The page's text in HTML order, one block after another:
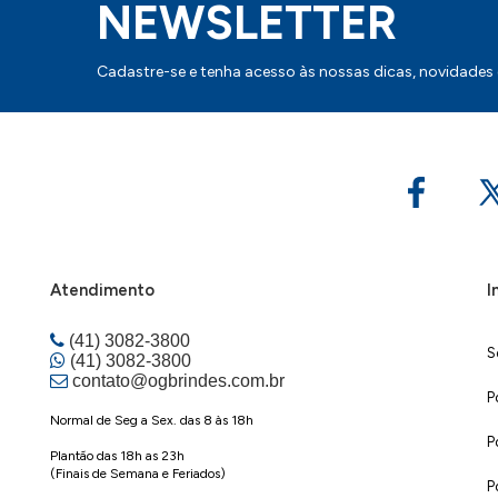
NEWSLETTER
Cadastre-se e tenha acesso às nossas dicas,
Atendimento
(41) 3082-3800
(41) 3082-3800
contato@ogbrindes.com.br
Normal de Seg a Sex. das 8 às 18h
Plantão das 18h as 23h
(Finais de Semana e Feriados)